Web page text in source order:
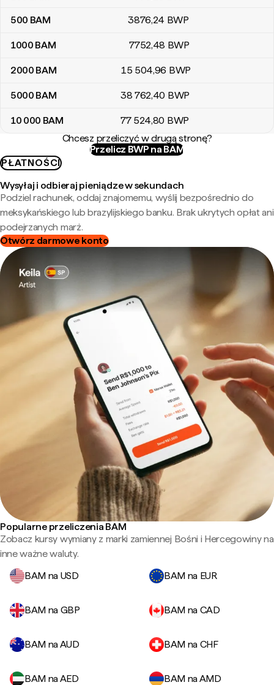
500 BAM 3876,24 BWP
1000 BAM 7752,48 BWP
2000 BAM 15 504,96 BWP
5000 BAM 38 762,40 BWP
10 000 BAM 77 524,80 BWP
Chcesz przeliczyć w drugą stronę?
Przelicz BWP na BAM
PŁATNOŚCI
Wysyłaj i odbieraj pieniądze w sekundach
Podziel rachunek, oddaj znajomemu, wyślij bezpośrednio do
meksykańskiego lub brazylijskiego banku. Brak ukrytych opłat ani
podejrzanych marż.
Otwórz darmowe konto
Popularne przeliczenia BAM
Zobacz kursy wymiany z marki zamiennej Bośni i Hercegowiny na
inne ważne waluty.
BAM na USD
BAM na EUR
BAM na GBP BAM na CAD
BAM na AUD BAM na CHF
BAM na AED
BAM na AMD